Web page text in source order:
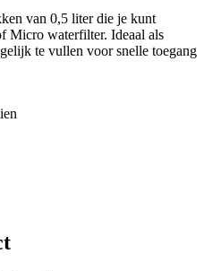
van 0,5 liter die je kunt
Micro waterfilter. Ideaal als
te vullen voor snelle toegang